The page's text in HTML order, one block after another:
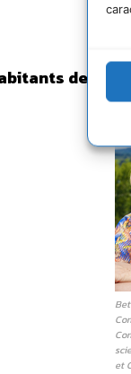
de la
et